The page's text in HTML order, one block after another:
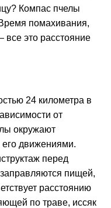
Компас пчелы
помахивания,
все это расстояние
24 километра в
от
окружают
его движениями.
перед
пищей,
расстоянию
по траве, иссяк